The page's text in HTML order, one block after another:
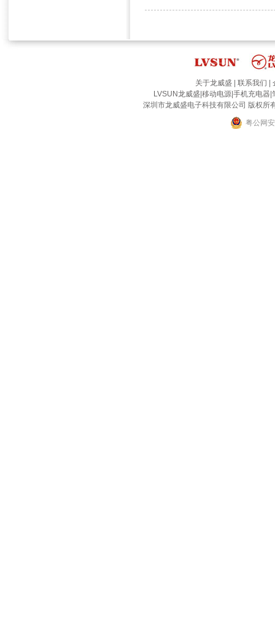
关于龙威盛 联系我们
LVSUN龙威盛 移动电源 手机充电器
深圳市龙威盛电子科技有限公司 版权
粤公网